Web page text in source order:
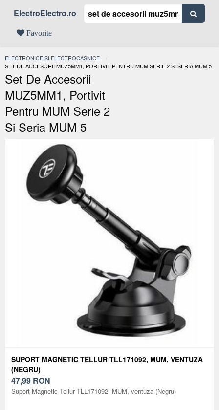
ElectroElectro.ro
Favorite
ELECTRONICE SI ELECTROCASNICE
ACTUAL:
SET DE ACCESORII MUZ5MM1, PORTIVIT PENTRU MUM SERIE 2 SI SERIA MUM 5
Set De Accesorii
MUZ5MM1, Portivit
Pentru MUM Serie 2
Si Seria MUM 5
SUPORT MAGNETIC TELLUR TLL171092, MUM, VENTUZA
(NEGRU)
47,99 RON
Suport Magnetic Tellur TLL171092, MUM, ventuza (Negru)